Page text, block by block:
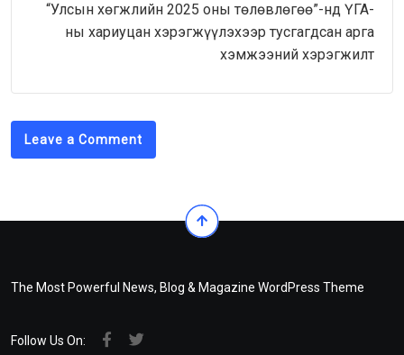
“Улсын хөгжлийн 2025 оны төлөвлөгөө”-нд ҮГА-
ны хариуцан хэрэгжүүлэхээр тусгагдсан арга
хэмжээний хэрэгжилт
Leave a Comment
The Most Powerful News, Blog & Magazine WordPress Theme
Follow Us On: